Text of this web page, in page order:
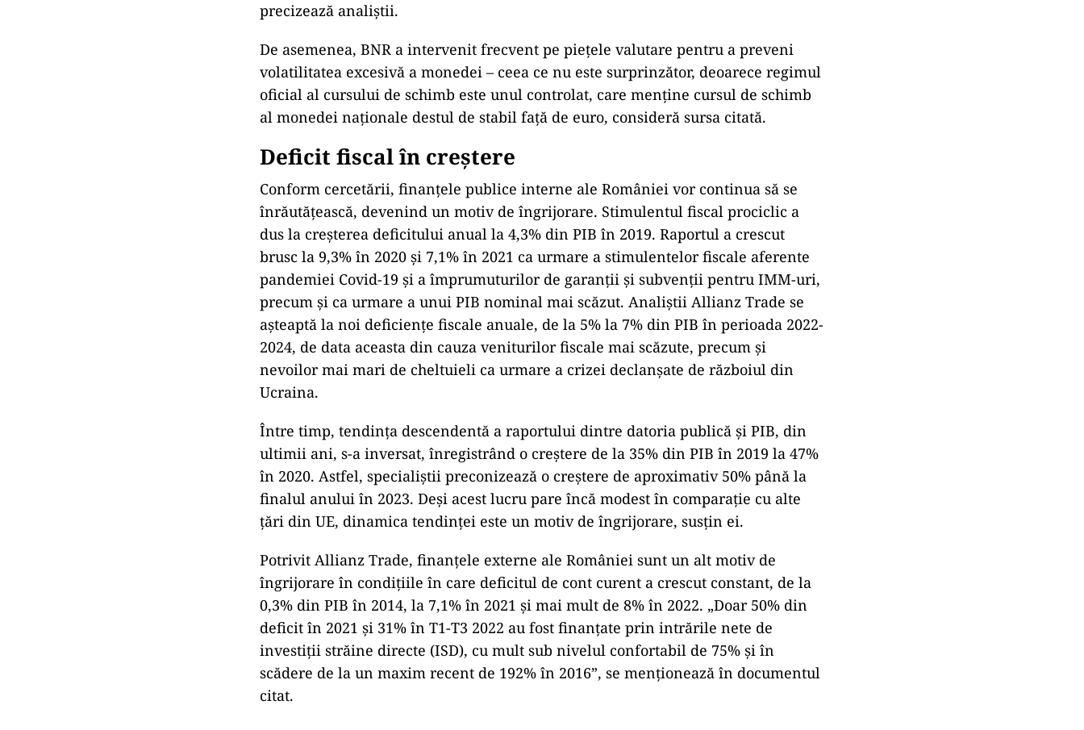
precizează analiştii.
De asemenea, BNR a intervenit frecvent pe pieţele valutare pentru a preveni
volatilitatea excesivă a monedei – ceea ce nu este surprinzător, deoarece regimul
oficial al cursului de schimb este unul controlat, care menţine cursul de schimb
al monedei naţionale destul de stabil faţă de euro, consideră sursa citată.
Deficit fiscal în creștere
Conform cercetării, finanţele publice interne ale României vor continua să se
înrăutăţească, devenind un motiv de îngrijorare. Stimulentul fiscal prociclic a
dus la creşterea deficitului anual la 4,3% din PIB în 2019. Raportul a crescut
brusc la 9,3% în 2020 şi 7,1% în 2021 ca urmare a stimulentelor fiscale aferente
pandemiei Covid-19 şi a împrumuturilor de garanţii şi subvenţii pentru IMM-uri,
precum şi ca urmare a unui PIB nominal mai scăzut. Analiştii Allianz Trade se
aşteaptă la noi deficienţe fiscale anuale, de la 5% la 7% din PIB în perioada 2022-
2024, de data aceasta din cauza veniturilor fiscale mai scăzute, precum şi
nevoilor mai mari de cheltuieli ca urmare a crizei declanşate de războiul din
Ucraina.
Între timp, tendinţa descendentă a raportului dintre datoria publică şi PIB, din
ultimii ani, s-a inversat, înregistrând o creştere de la 35% din PIB în 2019 la 47%
în 2020. Astfel, specialiştii preconizează o creştere de aproximativ 50% până la
finalul anului în 2023. Deşi acest lucru pare încă modest în comparaţie cu alte
ţări din UE, dinamica tendinţei este un motiv de îngrijorare, susţin ei.
Potrivit Allianz Trade, finanţele externe ale României sunt un alt motiv de
îngrijorare în condiţiile în care deficitul de cont curent a crescut constant, de la
0,3% din PIB în 2014, la 7,1% în 2021 şi mai mult de 8% în 2022. „Doar 50% din
deficit în 2021 şi 31% în T1-T3 2022 au fost finanţate prin intrările nete de
investiţii străine directe (ISD), cu mult sub nivelul confortabil de 75% şi în
scădere de la un maxim recent de 192% în 2016”, se menţionează în documentul
citat.